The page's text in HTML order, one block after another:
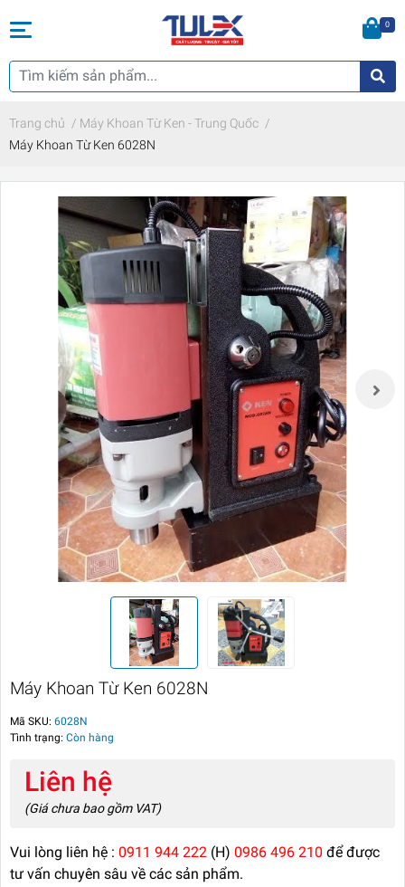
0
Trang chủ / Máy Khoan Từ Ken - Trung Quốc /
Máy Khoan Từ Ken 6028N
Máy Khoan Từ Ken 6028N
Mã SKU: 6028N
Tình trạng: Còn hàng
Liên hệ
(Giá chưa bao gồm VAT)
Vui lòng liên hệ : 0911 944 222 (H) 0986 496 210 để được
tư vấn chuyên sâu về các sản phẩm.